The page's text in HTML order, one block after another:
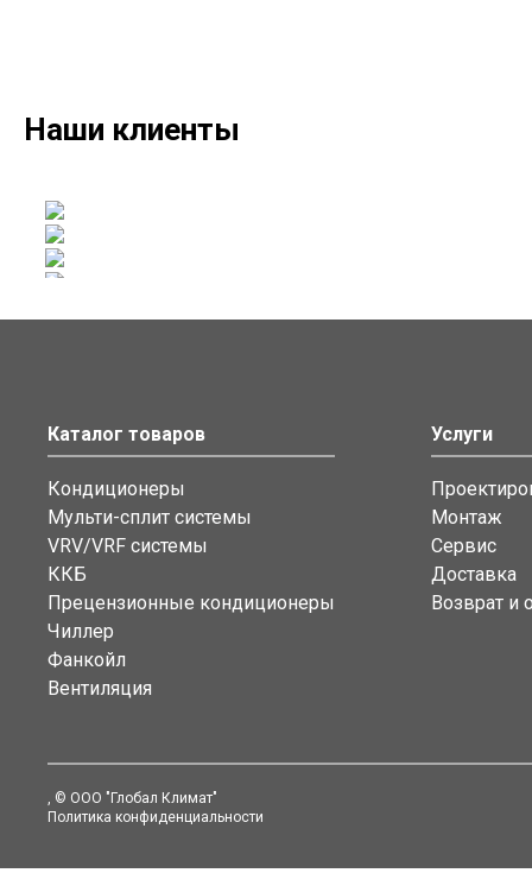
Наши клиенты
Каталог товаров
Кондиционеры
Мульти-сплит системы
VRV/VRF системы
ККБ
Прецензионные кондиционеры
Чиллер
Фанкойл
Вентиляция
Услуги
Монтаж
Сервис
Доставка
Возврат и
, © ООО "Глобал Климат"
Политика конфиденциальности